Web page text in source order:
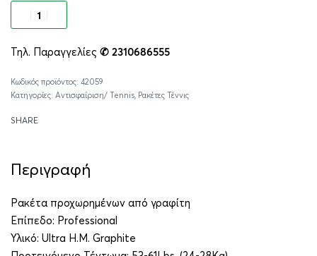
Τηλ. Παραγγελίες ✆ 2310686555
42059
Κατηγορίες: Αντισφαίριση/ Tennis, Ρακέτες Τέννις
SHARE
Περιγραφή
Ρακέτα προχωρημένων από γραφίτη
Επίπεδο: Professional
Υλικό: Ultra H.M. Graphite